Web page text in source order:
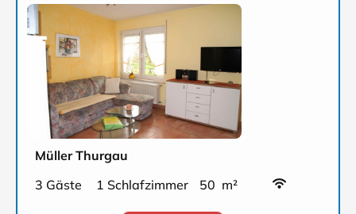
Müller Thurgau
3 Gäste
1 Schlafzimmer 50 m²